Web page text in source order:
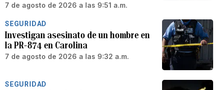
7 de agosto de 2026 a las 9:51 a.m.
SEGURIDAD
Investigan asesinato de un hombre en
la PR-874 en Carolina
7 de agosto de 2026 a las 9:32 a.m.
SEGURIDAD